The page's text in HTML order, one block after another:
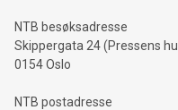
NTB besøksadresse
Skippergata 24 (Pressens
0154 Oslo
NTB postadresse